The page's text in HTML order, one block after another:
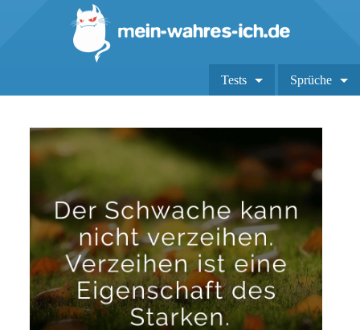
Tests Sprüche